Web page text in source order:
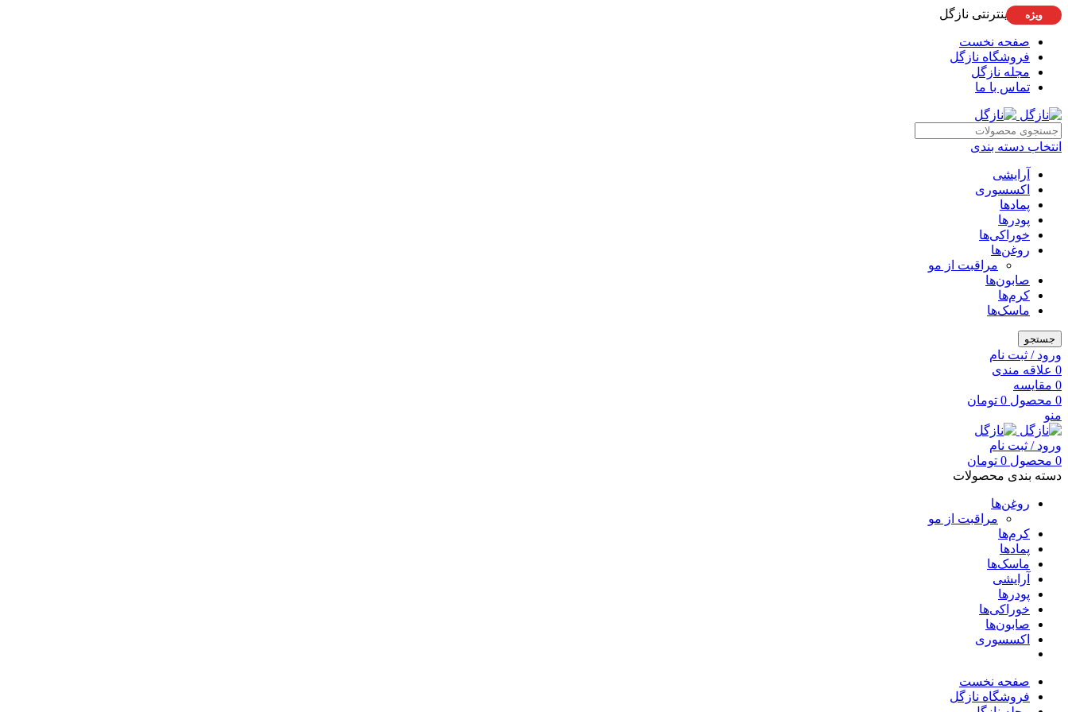
فروشگاه اینترنتی نازگل
صفحه نخست
فروشگاه نازگل
مجله نازگل
تماس با ما
انتخاب دسته بندی
آرایشی
اکسسوری
پمادها
پودرها
خوراکی‌ها
روغن‌ها
مراقبت از مو
صابون‌ها
کرم‌ها
ماسک‌ها
جستجو
ورود / ثبت نام
0 علاقه مندی
0 مقایسه
0 محصول 0 تومان
منو
ورود / ثبت نام
0 محصول 0 تومان
دسته بندی محصولات
روغن‌ها
مراقبت از مو
کرم‌ها
پمادها
ماسک‌ها
آرایشی
پودرها
خوراکی‌ها
صابون‌ها
اکسسوری
صفحه نخست
فروشگاه نازگل
ویژه